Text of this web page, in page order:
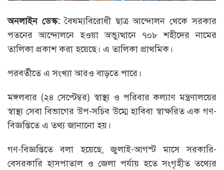
অনলাইন ডেস্ক:বৈষম্যবিরোধী ছাত্র আন্দোলন থেকে সরকার
পতনের আন্দোলনে হওয়া অভ্যুত্থানে ৭০৮ শহীদের নামের
তালিকা প্রকাশ করা হয়েছে। এ তালিকা প্রাথমিক।
পরবর্তীতে এ সংখ্যা আরও বাড়তে পারে।
মঙ্গলবার (২৪ সেপ্টেম্বর) স্বাস্থ্য ও পরিবার কল্যাণ মন্ত্রণালয়ের
স্বাস্থ্য সেবা বিভাগের উপ-সচিব উম্মে হাবিবা স্বাক্ষরিত এক গণ-
বিজ্ঞপ্তিতে এ তথ্য জানানো হয়।
গণ-বিজ্ঞপ্তিতে বলা হয়েছে, জুলাই-আগস্ট মাসে সরকারি-
বেসরকারি হাসপাতাল ও জেলা পর্যায় হতে সংগৃহীত তথ্যের